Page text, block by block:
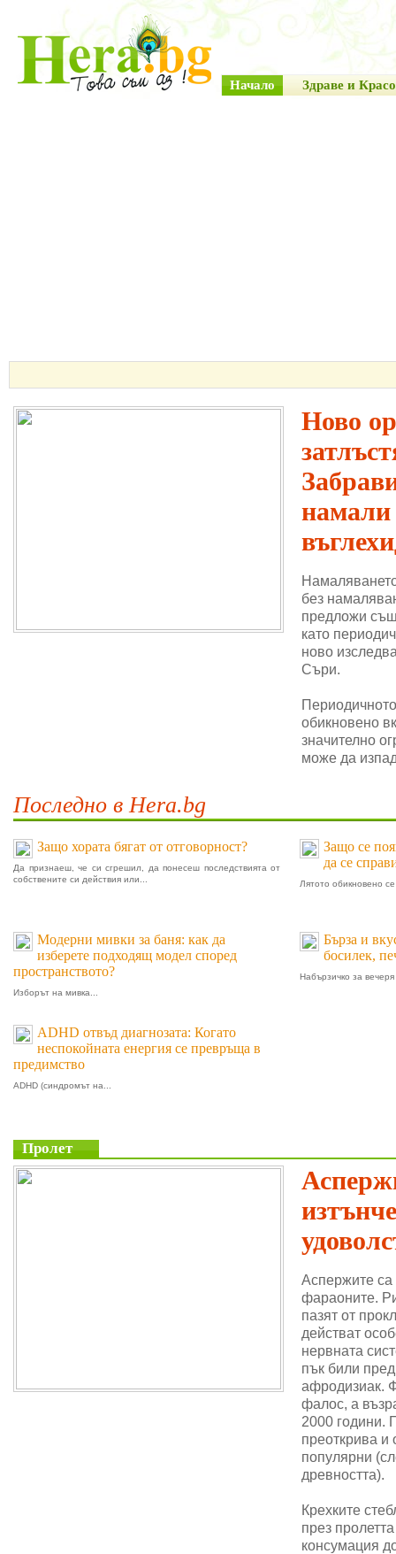
Начало Здраве и
Ново
намали
без
предложи
като
ново
Съри.
обикновено
значително
може да
Последно в Hera.bg
Защо хората бягат от отговорност?
Да признаеш, че си сгрешил, да понесеш последствията от
собствените си действия или...
Защо се
да се
Лятото обикновено
Модерни мивки за баня: как да
изберете подходящ модел според
пространството?
Изборът на мивка...
Бърза и
босилек,
Набързичко за
ADHD отвъд диагнозата: Когато
неспокойната енергия се превръща в
предимство
ADHD (синдромът на...
Пролет
Аспержите
фараоните.
пазят от
действат
нервната
пък били
афродизиак.
фалос, а
2000 години.
преоткрива и
популярни
древността).
Крехките
през
консумация